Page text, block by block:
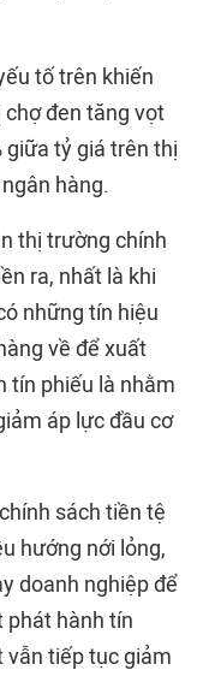
tố trên khiến
đen tăng vọt
giữa tỷ giá trên thị
hàng.
thị trường chính
ra, nhất là khi
những tín hiệu
về để xuất
tín phiếu là nhằm
áp lực đầu cơ
sách tiền tệ
hướng nới lỏng,
doanh nghiệp để
phát hành tín
vẫn tiếp tục giảm